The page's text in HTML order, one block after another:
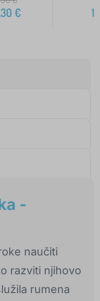
€
-
naučiti
razviti njihovo
rumena